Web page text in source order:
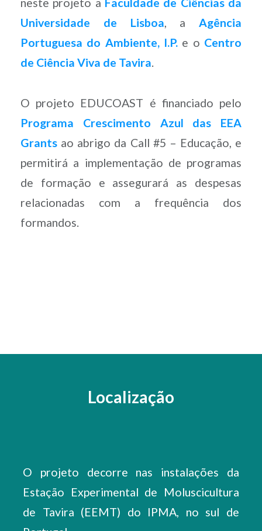
Universidade de Lisboa, aAgência
Portuguesa do Ambiente, I.P. e o Centro
de Ciência Viva de Tavira.
O projeto EDUCOAST é financiado pelo
Programa Crescimento Azul das EEA
Grantsao abrigo da Call #5 – Educação, e
permitirá a implementação de programas
de formação e assegurará as despesas
relacionadas com a frequência dos
formandos.
Localização
O projeto decorre nas instalações da
Estação Experimental de Moluscicultura
de Tavira (EEMT) do IPMA, no sul de